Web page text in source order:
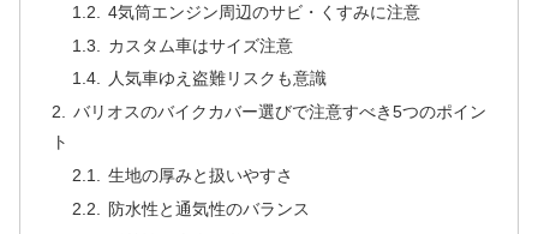
4気筒エンジン周辺のサビ・くすみに注意
カスタム車はサイズ注意
人気車ゆえ盗難リスクも意識
バリオスのバイクカバー選びで注意すべき5つのポイン
ト
生地の厚みと扱いやすさ
防水性と通気性のバランス